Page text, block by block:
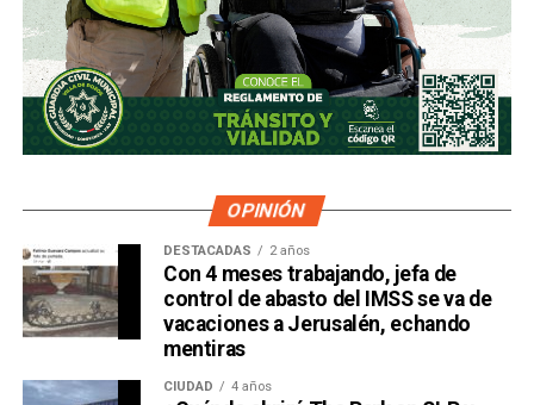
OPINIÓN
DESTACADAS 2 años
Con 4 meses trabajando, jefa de
control de abasto del IMSS se va de
vacaciones a Jerusalén, echando
mentiras
CIUDAD 4 años